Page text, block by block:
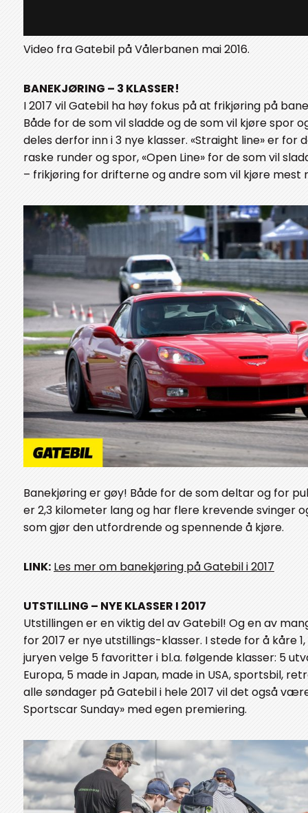
Video fra Gatebil på Vålerbanen mai 2016.
BANEKJØRING – 3 KLASSER!
I 2017 vil Gatebil ha høy fokus på at frikjøring på
Både for de som vil sladde og de som vil kjøre spor
deles derfor inn i 3 nye klasser. «Straight line» er for
raske runder og spor, «Open Line» for de som vil
– frikjøring for drifterne og andre som vil kjøre mest
Banekjøring er gøy! Både for de som deltar og for
er 2,3 kilometer lang og har flere krevende svinger
som gjør den utfordrende og spennende å kjøre.
LINK: Les mer om banekjøring på Gatebil i 2017
UTSTILLING – NYE KLASSER I 2017
Utstillingen er en viktig del av Gatebil! Og en av
for 2017 er nye utstillings-klasser. I stede for å kåre
juryen velge 5 favoritter i bl.a. følgende klasser: 5
Europa, 5 made in Japan, made in USA, sportsbil,
alle søndager på Gatebil i hele 2017 vil det også
Sportscar Sunday» med egen premiering.